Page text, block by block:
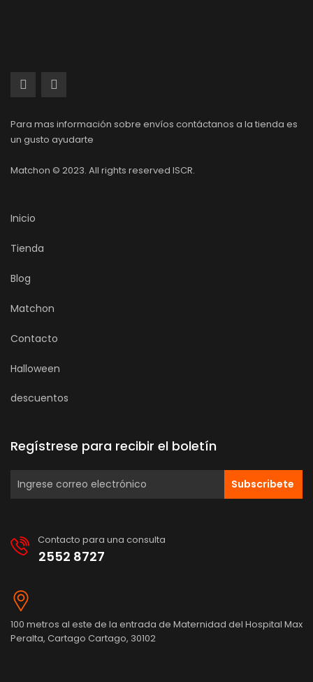
Para mas información sobre envíos contáctanos a la tienda es
un gusto ayudarte
Matchon © 2023. All rights reserved ISCR.
Inicio
Tienda
Blog
Matchon
Contacto
Halloween
descuentos
Regístrese para recibir el boletín
Subscribete
Contacto para una consulta
2552 8727
100 metros al este de la entrada de Maternidad del Hospital Max
Peralta, Cartago Cartago, 30102